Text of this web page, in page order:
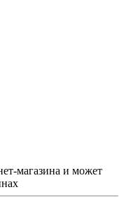
магазина и может